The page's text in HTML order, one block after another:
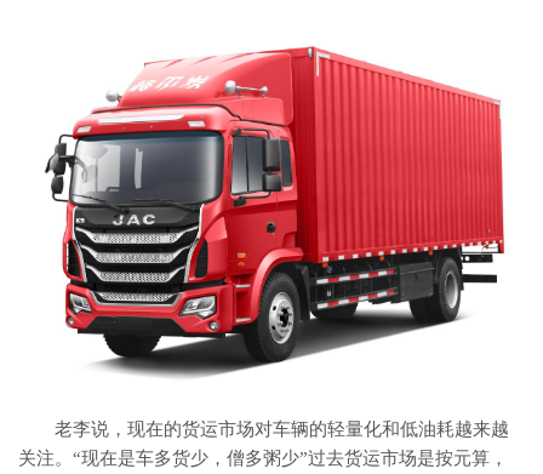
老李说，现在的货运市场对车辆的轻量化和低油耗越来越
关注。“现在是车多货少，僧多粥少”过去货运市场是按元算，